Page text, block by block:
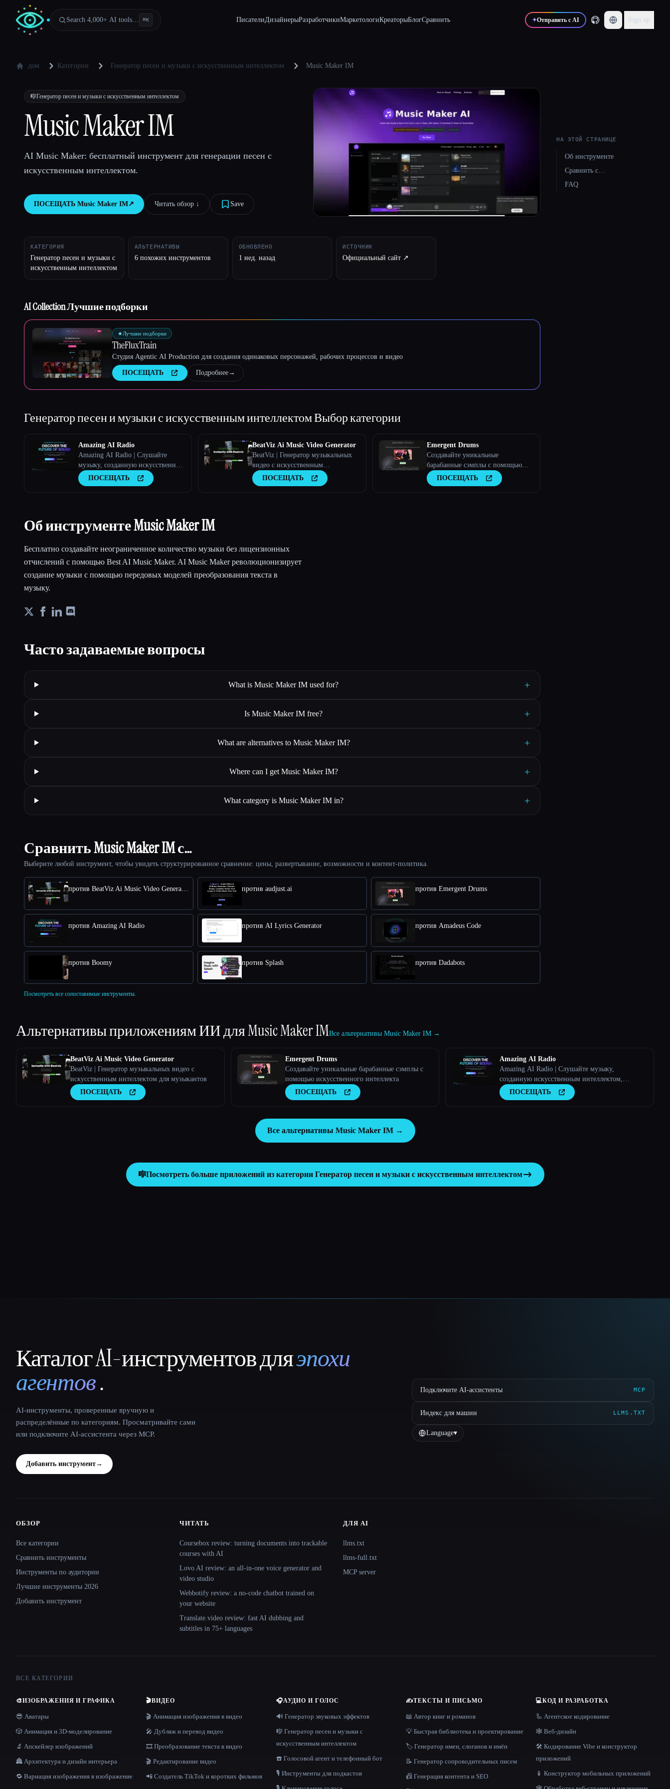
Search 4,000+ AI tools… ⌘K ПисателиДизайнерыРазработчикиМаркетологиКреаторыБлогСравнить ✦Отправить с AI Sign up
дом Категории Генератор песен и музыки с искусственным интеллектом Music Maker IM
🎼Генератор песен и музыки с искусственным интеллектом
Music Maker IM
AI Music Maker: бесплатный инструмент для генерации песен с
искусственным интеллектом.
ПОСЕЩАТЬ Music Maker IM↗︎ Читать обзор ↓︎ Save
КАТЕГОРИЯ
Генератор песен и музыки с
искусственным интеллектом
АЛЬТЕРНАТИВЫ
6 похожих инструментов
ОБНОВЛЕНО
1 нед. назад
ИСТОЧНИК
Официальный сайт ↗︎
AI Collection Лучшие подборки
★Лучшие подборки
TheFluxTrain
Студия Agentic AI Production для создания одинаковых персонажей, рабочих процессов и видео
ПОСЕЩАТЬ Подробнее→
Генератор песен и музыки с искусственным интеллектомВыбор категории
Amazing AI Radio
Amazing AI Radio | Слушайте
музыку, созданную искусственным
интеллектом, находите новых
исполнителей, изучайте чарты и
ПОСЕЩАТЬ
BeatViz Ai Music Video Generator
BeatViz | Генератор музыкальных
видео с искусственным
интеллектом для музыкантов
ПОСЕЩАТЬ
Emergent Drums
Создавайте уникальные
барабанные сэмплы с помощью
искусственного интеллекта
ПОСЕЩАТЬ
Об инструменте Music Maker IM
Бесплатно создавайте неограниченное количество музыки без лицензионных
отчислений с помощью Best AI Music Maker. AI Music Maker революционизирует
создание музыки с помощью передовых моделей преобразования текста в
музыку.
Часто задаваемые вопросы
What is Music Maker IM used for? +
Is Music Maker IM free? +
What are alternatives to Music Maker IM? +
Where can I get Music Maker IM? +
What category is Music Maker IM in? +
Сравнить Music Maker IM с…
Выберите любой инструмент, чтобы увидеть структурированное сравнение: цены, развертывание, возможности и контент-политика.
против audjust.ai против Emergent Drums
против Amazing AI Radio против AI Lyrics Generator против Amadeus Code
против Boomy против Splash против Dadabots
Посмотреть все сопоставимые инструменты.
НА ЭТОЙ СТРАНИЦЕ
Об инструменте
Сравнить с…
FAQ
Альтернативы приложениям ИИ дляMusic Maker IMВсе альтернативы Music Maker IM →
BeatViz Ai Music Video Generator
BeatViz | Генератор музыкальных видео с
искусственным интеллектом для музыкантов
ПОСЕЩАТЬ
Emergent Drums
Создавайте уникальные барабанные сэмплы с
помощью искусственного интеллекта
ПОСЕЩАТЬ
Amazing AI Radio
Amazing AI Radio | Слушайте музыку,
созданную искусственным интеллектом,
находите новых исполнителей, изучайте чарты
и загружайте собственные треки на Amazing AI
ПОСЕЩАТЬ
Все альтернативы Music Maker IM →
🎼Посмотреть больше приложений из категории Генератор песен и музыки с искусственным интеллектом
That AI Collection
Каталог AI-инструментов дляэпохи
агентов.
AI-инструменты, проверенные вручную и
распределённые по категориям. Просматривайте сами
или подключите AI-ассистента через MCP.
Добавить инструмент→
Подключите AI-ассистенты MCP
Индекс для машин LLMS.TXT
Language▾
Site navigation
ОБЗОР
Все категории
Сравнить инструменты
Инструменты по аудитории
Лучшие инструменты 2026
Добавить инструмент
ЧИТАТЬ
Coursebox review: turning documents into trackable
courses with AI
Lovo AI review: an all-in-one voice generator and
video studio
Webbotify review: a no-code chatbot trained on
your website
Translate.video review: fast AI dubbing and
subtitles in 75+ languages
ДЛЯ AI
llms.txt
llms-full.txt
MCP server
ВСЕ КАТЕГОРИИ
🎨ИЗОБРАЖЕНИЯ И ГРАФИКА
😎 Аватары
🎲 Анимация и 3D-моделирование
🔬 Апскейлер изображений
🏯 Архитектура и дизайн интерьера
🔁 Вариация изображения в изображение
🎬ВИДЕО
🎬 Анимация изображения в видео
🎤 Дубляж и перевод видео
🎞️ Преобразование текста в видео
🎬 Редактирование видео
📲 Создатель TikTok и коротких фильмов
🎧АУДИО И ГОЛОС
🔊 Генератор звуковых эффектов
🎼 Генератор песен и музыки с
искусственным интеллектом
☎️ Голосовой агент и телефонный бот
🎙️ Инструменты для подкастов
✍️ТЕКСТЫ И ПИСЬМО
📖 Автор книг и романов
💡 Быстрая библиотека и проектирование
🏷️ Генератор имен, слоганов и имён
📝 Генератор сопроводительных писем
📠 Генерация контента и SEO
💻КОД И РАЗРАБОТКА
🦾 Агентское кодирование
🕸 Веб-дизайн
🛠️ Кодирование Vibe и конструктор
приложений
📱 Конструктор мобильных приложений